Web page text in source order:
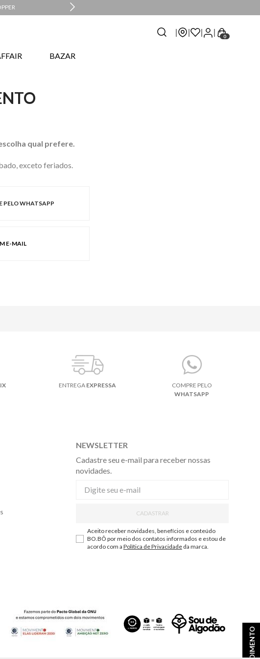
0
BAZAR
qual prefere.
exceto feriados.
PELO WHATSAPP
E-MAIL
ENTREGA EXPRESSA
COMPRE PELO
WHATSAPP
NEWSLETTER
Cadastre seu e-mail para receber nossas
novidades.
CADASTRAR
Aceito receber novidades, benefícios e conteúdo
BO.BÔ por meio dos contatos informados e estou de
acordo com a Política de Privacidadeda marca.